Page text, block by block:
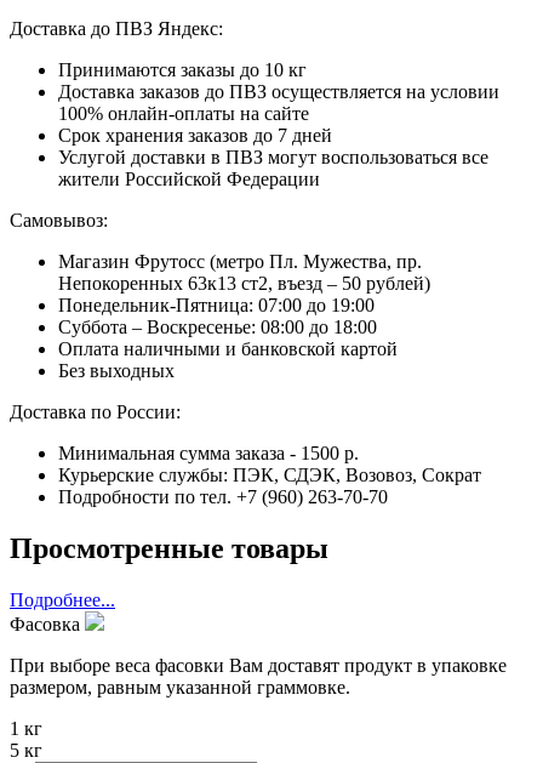
Доставка до ПВЗ Яндекс:
Принимаются заказы до 10 кг
Доставка заказов до ПВЗ осуществляется на условии
100% онлайн-оплаты на сайте
Срок хранения заказов до 7 дней
Услугой доставки в ПВЗ могут воспользоваться все
жители Российской Федерации
Самовывоз:
Магазин Фрутосс (метро Пл. Мужества, пр.
Непокоренных 63к13 ст2, въезд – 50 рублей)
Понедельник-Пятница: 07:00 до 19:00
Суббота – Воскресенье: 08:00 до 18:00
Оплата наличными и банковской картой
Без выходных
Доставка по России:
Минимальная сумма заказа - 1500 р.
Курьерские службы: ПЭК, СДЭК, Возовоз, Сократ
Подробности по тел. +7 (960) 263-70-70
Просмотренные товары
Подробнее...
Фасовка
При выборе веса фасовки Вам доставят продукт в упаковке
размером, равным указанной граммовке.
1 кг
5 кг